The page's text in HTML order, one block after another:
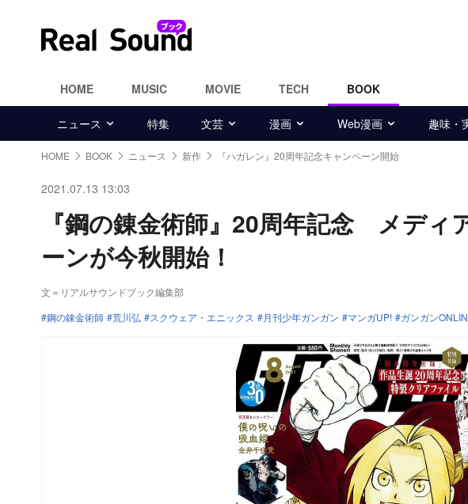
HOME MUSIC MOVIE TECH BOOK
ニュース 特集 文芸 漫画 Web漫画 趣味・
HOME BOOK ニュース 新作 『ハガレン』20周年記念キャンペーン開始
2021.07.13 13:03
『鋼の錬金術師』20周年記念 メディ
ーンが今秋開始！
文＝リアルサウンドブック編集部
鋼の錬金術師
荒川弘 スクウェア・エニックス 月刊少年ガンガン マンガUP! ガンガン